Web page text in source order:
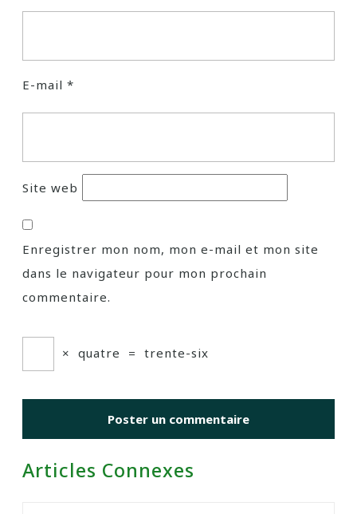
E-mail *
Site web
Enregistrer mon nom, mon e-mail et mon site
dans le navigateur pour mon prochain
commentaire.
× quatre = trente-six
Articles Connexes